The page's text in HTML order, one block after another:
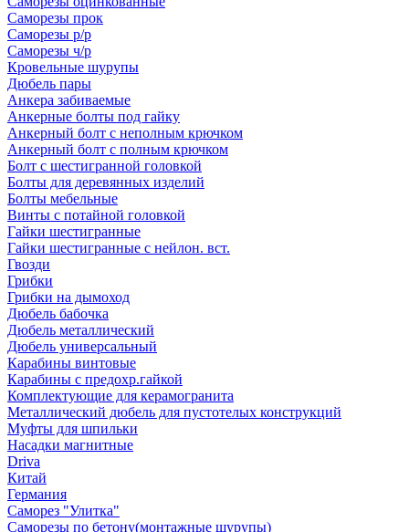
Саморезы прок
Саморезы р/р
Саморезы ч/р
Кровельные шурупы
Дюбель пары
Анкера забиваемые
Анкерные болты под гайку
Анкерный болт с неполным крючком
Анкерный болт с полным крючком
Болт с шестигранной головкой
Болты для деревянных изделий
Болты мебельные
Винты с потайной головкой
Гайки шестигранные
Гайки шестигранные с нейлон. вст.
Гвозди
Грибки
Грибки на дымоход
Дюбель бабочка
Дюбель металлический
Дюбель универсальный
Карабины винтовые
Карабины с предохр.гайкой
Комплектующие для керамогранита
Металлический дюбель для пустотелых конструкций
Муфты для шпильки
Насадки магнитные
Driva
Китай
Германия
Саморез "Улитка"
Саморезы по бетону(монтажные шурупы)